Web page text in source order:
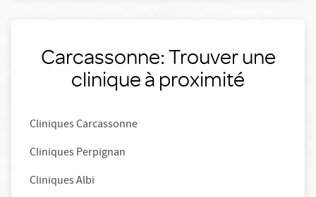
Carcassonne: Trouver une
clinique à proximité
Cliniques Carcassonne
Cliniques Perpignan
Cliniques Albi